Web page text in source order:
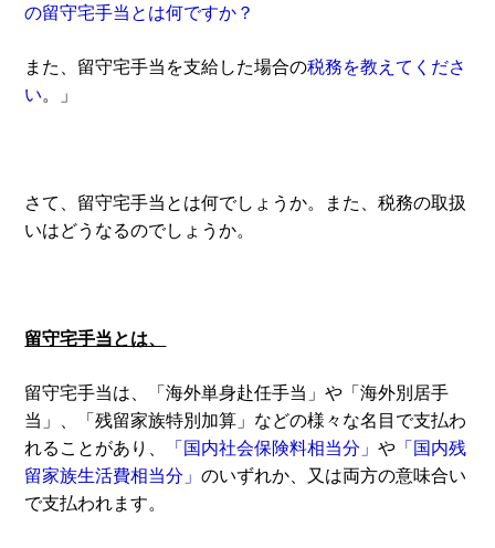
の留守宅手当とは何ですか？
また、留守宅手当を支給した場合の税務を教えてくださ
い。」
さて、留守宅手当とは何でしょうか。また、税務の取扱
いはどうなるのでしょうか。
留守宅手当とは、
留守宅手当は、「海外単身赴任手当」や「海外別居手
当」、「残留家族特別加算」などの様々な名目で支払わ
れることがあり、
「国内社会保険料相当分」や 「国内残
留家族生活費相当分」のいずれか、又は両方の意味合い
で支払われます。